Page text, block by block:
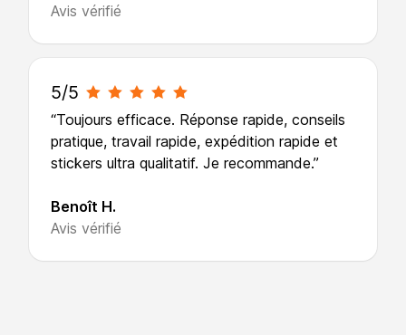
Avis vérifié
5/5
“Toujours efficace. Réponse rapide, conseils
pratique, travail rapide, expédition rapide et
stickers ultra qualitatif. Je recommande.”
Benoît H.
Avis vérifié